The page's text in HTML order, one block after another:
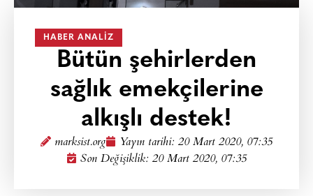
HABER ANALIZ
Bütün şehirlerden
sağlık emekçilerine
alkışlı destek!
marksist.org Yayın tarihi: 20 Mart 2020, 07:35
Son Değişiklik: 20 Mart 2020, 07:35